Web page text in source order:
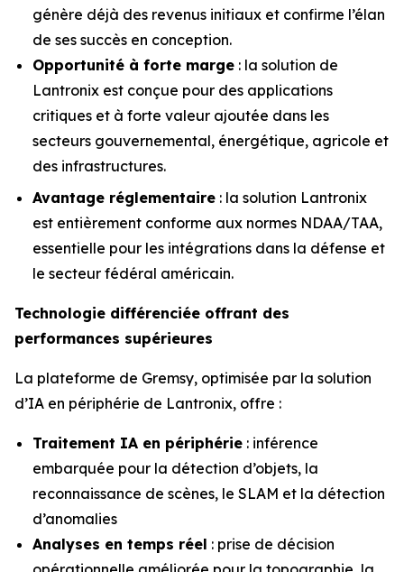
génère déjà des revenus initiaux et confirme l’élan
de ses succès en conception.
Opportunité à forte marge : la solution de
Lantronix est conçue pour des applications
critiques et à forte valeur ajoutée dans les
secteurs gouvernemental, énergétique, agricole et
des infrastructures.
Avantage réglementaire : la solution Lantronix
est entièrement conforme aux normes NDAA/TAA,
essentielle pour les intégrations dans la défense et
le secteur fédéral américain.
Technologie différenciée offrant des
performances supérieures
La plateforme de Gremsy, optimisée par la solution
d’IA en périphérie de Lantronix, offre :
Traitement IA en périphérie : inférence
embarquée pour la détection d’objets, la
reconnaissance de scènes, le SLAM et la détection
d’anomalies
Analyses en temps réel : prise de décision